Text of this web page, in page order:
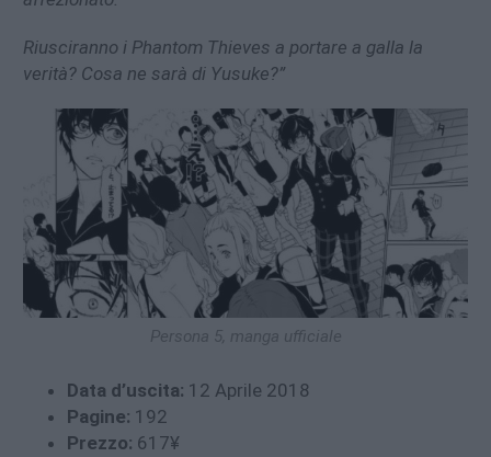
Riusciranno i Phantom Thieves a portare a galla la
verità? Cosa ne sarà di Yusuke?”
Persona 5, manga ufficiale
Data d’uscita: 12 Aprile 2018
Pagine: 192
Prezzo: 617¥